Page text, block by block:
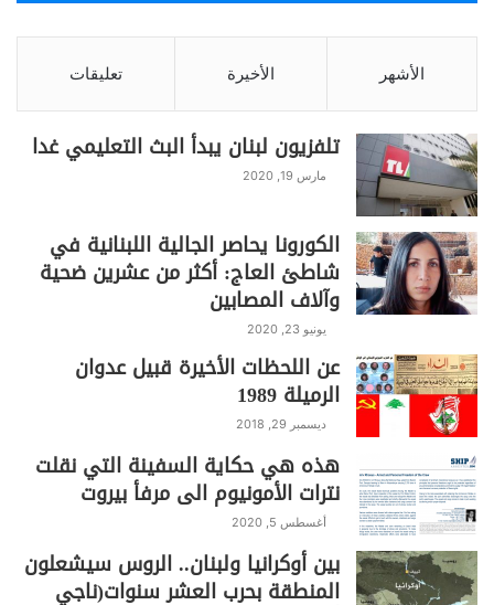
الأشهر الأخيرة تعليقات
تلفزيون لبنان يبدأ البث التعليمي غدا
مارس 19, 2020
الكورونا يحاصر الجالية اللبنانية في
شاطئ العاج: أكثر من عشرين ضحية
وآلاف المصابين
يونيو 23, 2020
عن اللحظات الأخيرة قبيل عدوان
الرميلة 1989
ديسمبر 29, 2018
هذه هي حكاية السفينة التي نقلت
نترات الأمونيوم الى مرفأ بيروت
أغسطس 5, 2020
بين أوكرانيا ولبنان.. الروس سيشعلون
المنطقة بحرب العشر سنوات(ناجي